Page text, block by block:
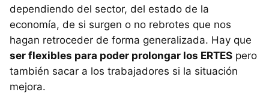
dependiendo del sector, del estado de la
economía, de si surgen o no rebrotes que nos
hagan retroceder de forma generalizada. Hay que
ser flexibles para poder prolongar los ERTES pero
también sacar a los trabajadores si la situación
mejora.